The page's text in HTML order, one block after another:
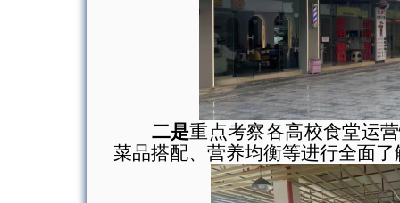
二是重点考察各高校食堂运
菜品搭配、营养均衡等进行全面了